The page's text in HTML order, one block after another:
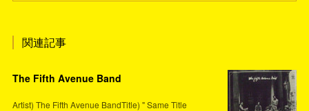
関連記事
The Fifth Avenue Band
Artist) The Fifth Avenue BandTitle) " Same Title